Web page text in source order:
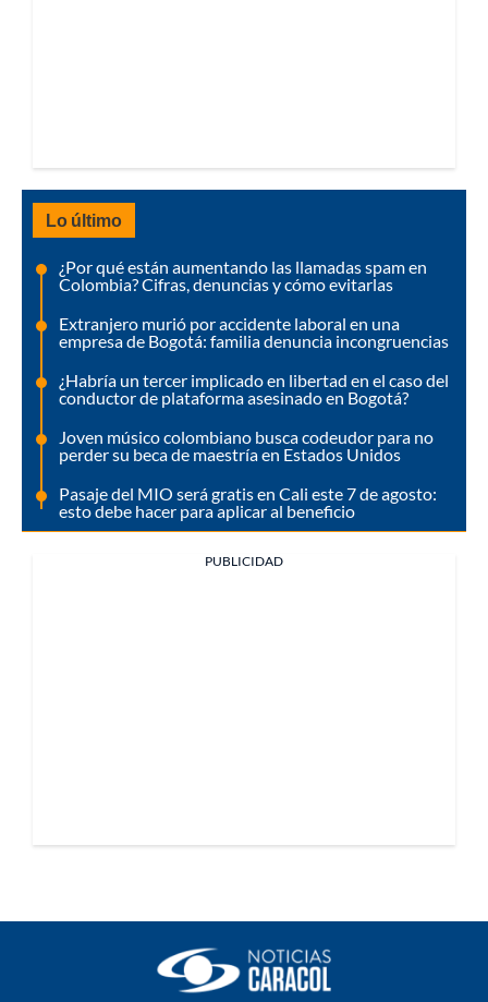
Lo último
¿Por qué están aumentando las llamadas spam en
Colombia? Cifras, denuncias y cómo evitarlas
Extranjero murió por accidente laboral en una
empresa de Bogotá: familia denuncia incongruencias
¿Habría un tercer implicado en libertad en el caso del
conductor de plataforma asesinado en Bogotá?
Joven músico colombiano busca codeudor para no
perder su beca de maestría en Estados Unidos
Pasaje del MIO será gratis en Cali este 7 de agosto:
esto debe hacer para aplicar al beneficio
PUBLICIDAD